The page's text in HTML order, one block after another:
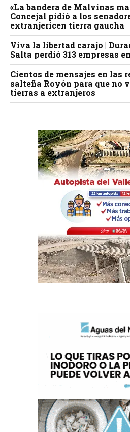
«La bandera de Malvinas
Concejal pidió a los
extranjericen tierra gaucha
Viva la libertad carajo |
Salta perdió 313 empresas
Cientos de mensajes en las
salteña Royón para que no
tierras a extranjeros